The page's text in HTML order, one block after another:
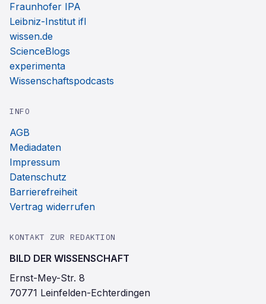
Fraunhofer IPA
Leibniz-Institut ifl
wissen.de
ScienceBlogs
experimenta
Wissenschaftspodcasts
INFO
AGB
Mediadaten
Impressum
Datenschutz
Barrierefreiheit
Vertrag widerrufen
KONTAKT ZUR REDAKTION
BILD DER WISSENSCHAFT
Ernst-Mey-Str. 8
70771 Leinfelden-Echterdingen